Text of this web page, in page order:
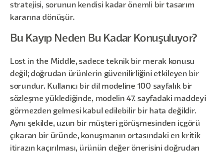
stratejisi, sorunun kendisi kadar önemli bir tasarım
kararına dönüşür.
Bu Kayıp Neden Bu Kadar Konuşuluyor?
Lost in the Middle, sadece teknik bir merak konusu
değil; doğrudan ürünlerin güvenilirliğini etkileyen bir
sorundur. Kullanıcı bir dil modeline 100 sayfalık bir
sözleşme yüklediğinde, modelin 47. sayfadaki maddeyi
görmezden gelmesi kabul edilebilir bir hata değildir.
Aynı şekilde, uzun bir müşteri görüşmesinden içgörü
çıkaran bir üründe, konuşmanın ortasındaki en kritik
itirazın kaçırılması, ürünün değer önerisini doğrudan